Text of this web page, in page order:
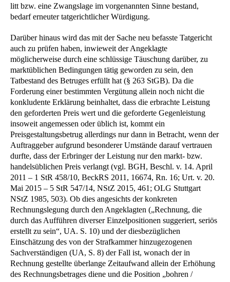
litt bzw. eine Zwangslage im vorgenannten Sinne bestand,
bedarf erneuter tatgerichtlicher Würdigung.
Darüber hinaus wird das mit der Sache neu befasste Tatgericht
auch zu prüfen haben, inwieweit der Angeklagte
möglicherweise durch eine schlüssige Täuschung darüber, zu
marktüblichen Bedingungen tätig geworden zu sein, den
Tatbestand des Betruges erfüllt hat (§ 263 StGB). Da die
Forderung einer bestimmten Vergütung allein noch nicht die
konkludente Erklärung beinhaltet, dass die erbrachte Leistung
den geforderten Preis wert und die geforderte Gegenleistung
insoweit angemessen oder üblich ist, kommt ein
Preisgestaltungsbetrug allerdings nur dann in Betracht, wenn der
Auftraggeber aufgrund besonderer Umstände darauf vertrauen
durfte, dass der Erbringer der Leistung nur den markt- bzw.
handelsüblichen Preis verlangt (vgl. BGH, Beschl. v. 14. April
2011 – 1 StR 458/10, BeckRS 2011, 16674, Rn. 16; Urt. v. 20.
Mai 2015 – 5 StR 547/14, NStZ 2015, 461; OLG Stuttgart
NStZ 1985, 503). Ob dies angesichts der konkreten
Rechnungslegung durch den Angeklagten („Rechnung, die
durch das Aufführen diverser Einzelpositionen suggeriert, seriös
erstellt zu sein“, UA. S. 10) und der diesbezüglichen
Einschätzung des von der Strafkammer hinzugezogenen
Sachverständigen (UA, S. 8) der Fall ist, wonach der in
Rechnung gestellte überlange Zeitaufwand allein der Erhöhung
des Rechnungsbetrages diene und die Position „bohren /